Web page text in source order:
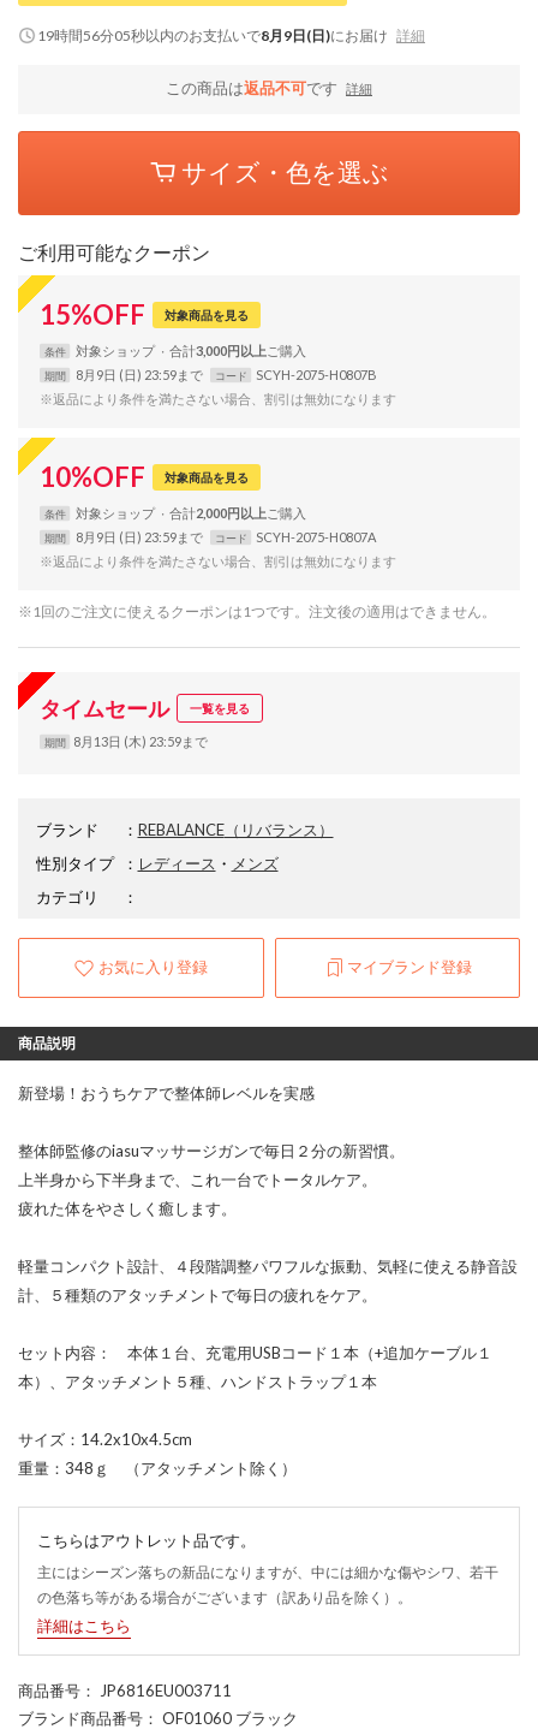
19時間56分05秒以内のお支払いで8月9日(日)にお届け 詳細
この商品は返品不可です 詳細
サイズ・色を選ぶ
ご利用可能なクーポン
15%OFF 対象商品を見る
条件 対象ショップ 合計3,000円以上
期間 8月9日 (日) 23:59まで コード
SCYH-2075-H0807B
※返品により条件を満たさない場合、割引は無効になります
10%OFF 対象商品を見る
条件 対象ショップ 合計2,000円以上
期間 8月9日 (日) 23:59まで コード
SCYH-2075-H0807A
※返品により条件を満たさない場合、割引は無効になります
※1回のご注文に使えるクーポンは1つです。注文後の適用はできません。
タイムセール 一覧を見る
期間 8月13日 (木) 23:59まで
ブランド ： REBALANCE（リバランス）
性別タイプ
： レディース ・ メンズ
カテゴリ
：
お気に入り登録 マイブランド登録
商品説明
新登場！おうちケアで整体師レベルを実感
整体師監修のiasuマッサージガンで毎日２分の新習慣。
上半身から下半身まで、これ一台でトータルケア。
疲れた体をやさしく癒します。
軽量コンパクト設計、４段階調整パワフルな振動、気軽に使える静音設
計、５種類のアタッチメントで毎日の疲れをケア。
セット内容： 本体１台、充電用USBコード１本（+追加ケーブル１
本）、アタッチメント５種、ハンドストラップ１本
サイズ：14.2x10x4.5cm
重量：348ｇ （アタッチメント除く）
こちらはアウトレット品です。
主にはシーズン落ちの新品になりますが、中には細かな傷やシワ、若干
の色落ち等がある場合がございます（訳あり品を除く）。
詳細はこちら
商品番号 ： JP6816EU003711
ブランド商品番号 ： OF01060 ブラック